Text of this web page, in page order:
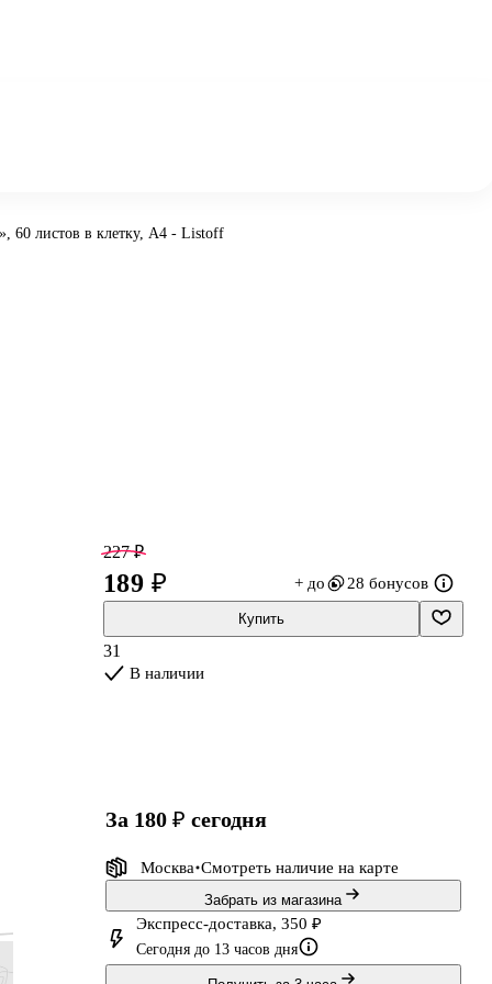
60 листов в клетку, А4 - Listoff
227 ₽
189 ₽ + до 28 бонусов
Купить
31
В наличии
за 180 ₽ сегодня
Москва Смотреть наличие на карте
Забрать из магазина
Экспресс-доставка, 350 ₽
Сегодня до 13 часов дня